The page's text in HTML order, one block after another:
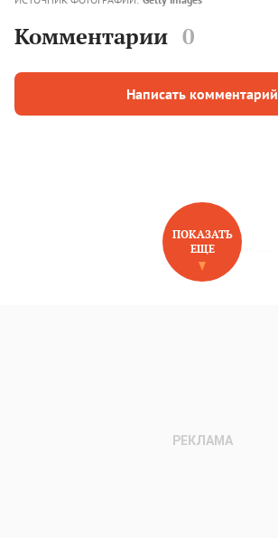
Комментарии 0
Написать комментарий
НОВОЕ НА САЙТЕ
ПОКАЗАТЬ
ЕЩЕ